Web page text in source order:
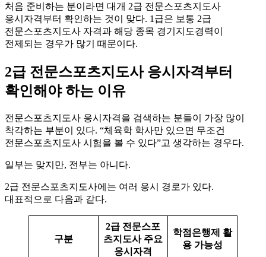
처음 준비하는 분이라면 대개 2급 전문스포츠지도사
응시자격부터 확인하는 것이 맞다. 1급은 보통 2급
전문스포츠지도사 자격과 해당 종목 경기지도경력이
전제되는 경우가 많기 때문이다.
2급 전문스포츠지도사 응시자격부터
확인해야 하는 이유
전문스포츠지도사 응시자격을 검색하는 분들이 가장 많이
착각하는 부분이 있다. “체육학 학사만 있으면 무조건
전문스포츠지도사 시험을 볼 수 있다”고 생각하는 경우다.
일부는 맞지만, 전부는 아니다.
2급 전문스포츠지도사에는 여러 응시 경로가 있다.
대표적으로 다음과 같다.
구분
2급 전문스포
츠지도사 주요
응시자격
학점은행제 활
용 가능성